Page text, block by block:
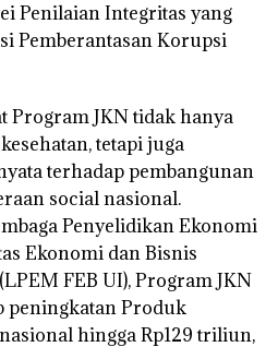
Penilaian Integritas yang
Pemberantasan Korupsi
Program JKN tidak hanya
tetapi juga
terhadap pembangunan
social nasional.
Penyelidikan Ekonomi
Ekonomi dan Bisnis
FEB UI), Program JKN
peningkatan Produk
hingga Rp129 triliun,